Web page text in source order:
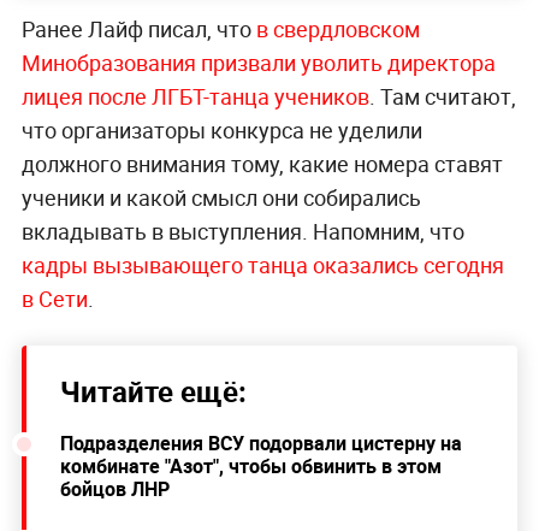
Ранее Лайф писал, что в свердловском
Минобразования призвали уволить директора
лицея после ЛГБТ-танца учеников. Там считают,
что организаторы конкурса не уделили
должного внимания тому, какие номера ставят
ученики и какой смысл они собирались
вкладывать в выступления. Напомним, что
кадры вызывающего танца оказались сегодня
в Сети.
Читайте ещё:
Подразделения ВСУ подорвали цистерну на
комбинате "Азот", чтобы обвинить в этом
бойцов ЛНР